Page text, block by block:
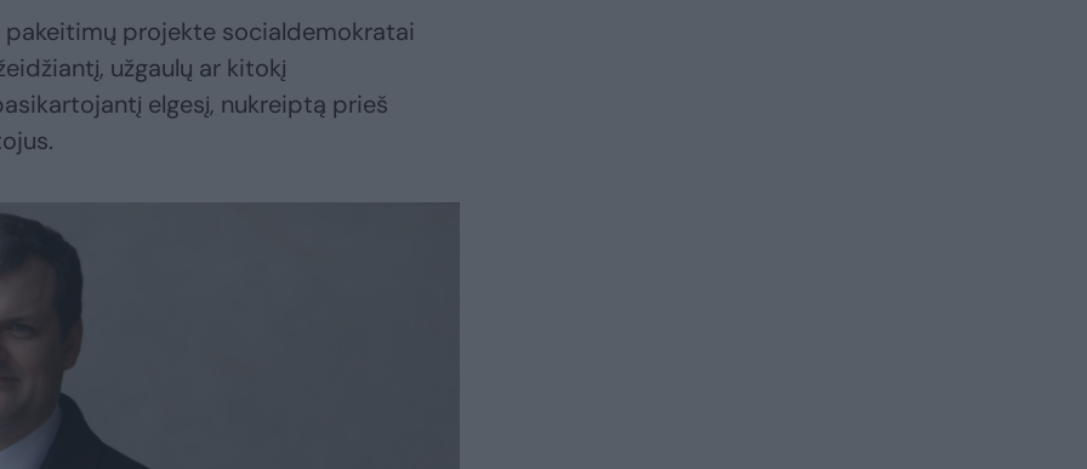
projekte socialdemokratai
užgaulų ar kitokį
elgesį, nukreiptą prieš